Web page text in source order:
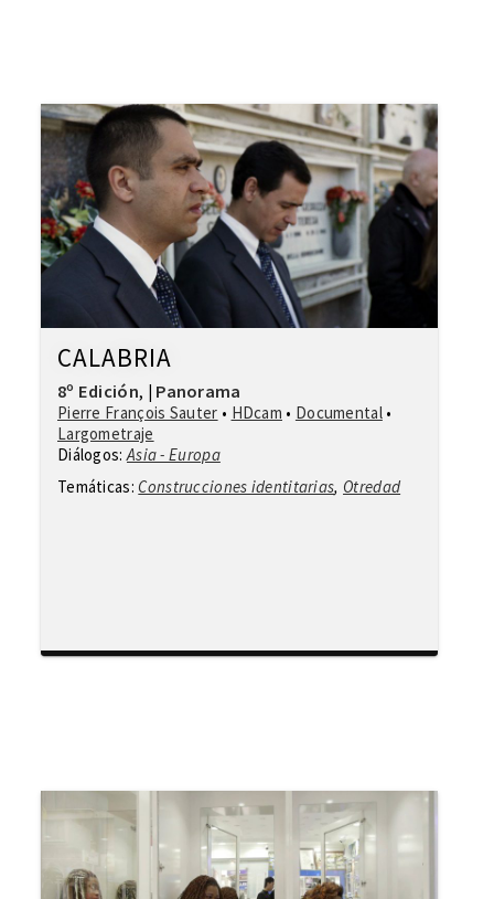
CALABRIA
8º Edición, | Panorama
Pierre François Sauter • HDcam • Documental•
Largometraje
Diálogos:Asia - Europa
Temáticas: Construcciones identitarias, Otredad